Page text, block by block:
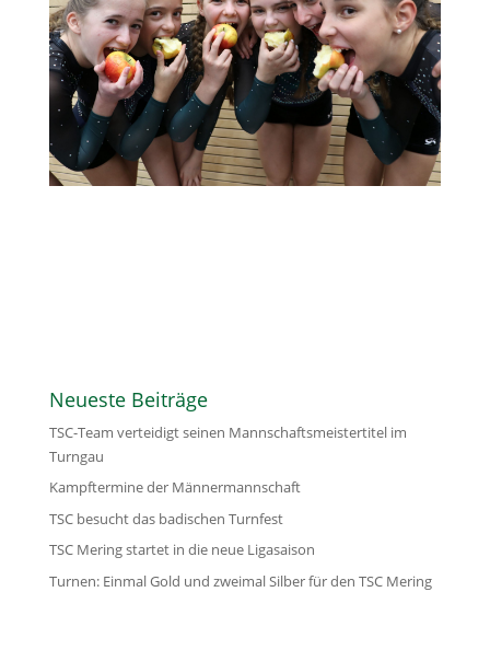
Neueste Beiträge
TSC-Team verteidigt seinen Mannschaftsmeistertitel im
Turngau
Kampftermine der Männermannschaft
TSC besucht das badischen Turnfest
TSC Mering startet in die neue Ligasaison
Turnen: Einmal Gold und zweimal Silber für den TSC Mering